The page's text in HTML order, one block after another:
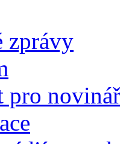
zprávy
pro